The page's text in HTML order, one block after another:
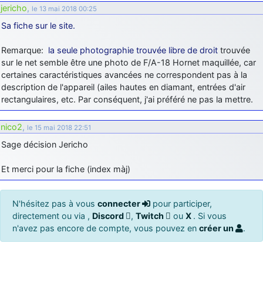
jericho, le 13 mai 2018 00:25
Sa fiche sur le site.
Remarque: la seule photographie trouvée libre de droit trouvée
sur le net semble être une photo de F/A-18 Hornet maquillée, car
certaines caractéristiques avancées ne correspondent pas à la
description de l'appareil (ailes hautes en diamant, entrées d'air
rectangulaires, etc. Par conséquent, j'ai préféré ne pas la mettre.
nico2, le 15 mai 2018 22:51
Sage décision Jericho
Et merci pour la fiche (index màj)
N'hésitez pas à vous connecter
pour participer,
directement ou via , Discord , Twitch ou X . Si vous
n'avez pas encore de compte, vous pouvez en créer un .